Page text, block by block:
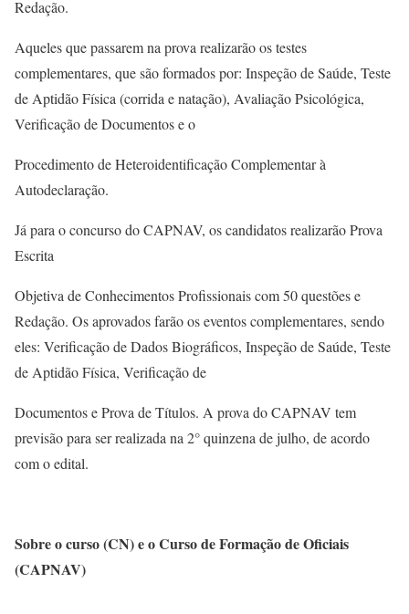
Redação.
Aqueles que passarem na prova realizarão os testes
complementares, que são formados por: Inspeção de Saúde, Teste
de Aptidão Física (corrida e natação), Avaliação Psicológica,
Verificação de Documentos e o
Procedimento de Heteroidentificação Complementar à
Autodeclaração.
Já para o concurso do CAPNAV, os candidatos realizarão Prova
Escrita
Objetiva de Conhecimentos Profissionais com 50 questões e
Redação. Os aprovados farão os eventos complementares, sendo
eles: Verificação de Dados Biográficos, Inspeção de Saúde, Teste
de Aptidão Física, Verificação de
Documentos e Prova de Títulos. A prova do CAPNAV tem
previsão para ser realizada na 2° quinzena de julho, de acordo
com o edital.
Sobre o curso (CN) e o Curso de Formação de Oficiais
(CAPNAV)